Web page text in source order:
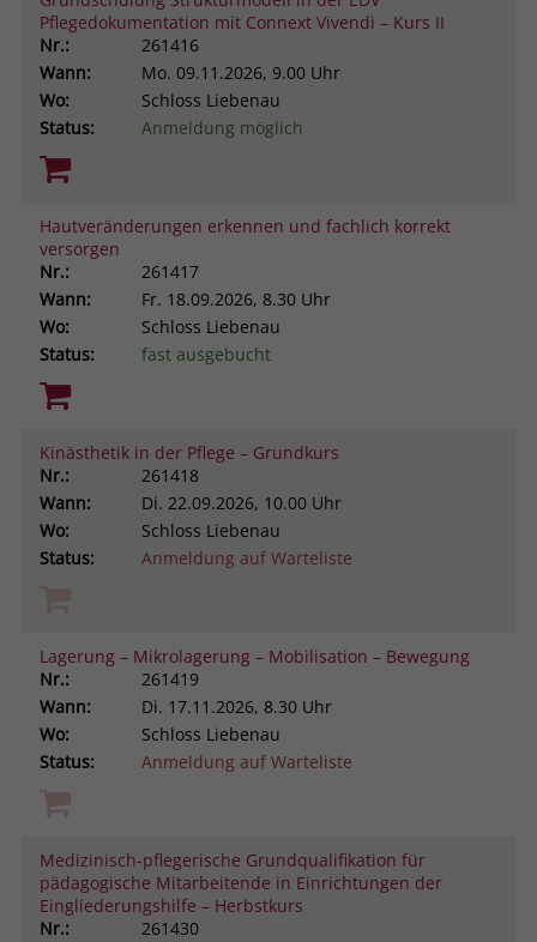
Pflegedokumentation mit Connext Vivendi – Kurs II
Nr.:
261416
Wann:
Mo. 09.11.2026, 9.00 Uhr
Wo:
Schloss Liebenau
Status:
Anmeldung möglich
Hautveränderungen erkennen und fachlich korrekt
versorgen
Nr.:
261417
Wann:
Fr. 18.09.2026, 8.30 Uhr
Wo:
Schloss Liebenau
Status:
fast ausgebucht
Kinästhetik in der Pflege – Grundkurs
Nr.:
261418
Wann:
Di. 22.09.2026, 10.00 Uhr
Wo:
Schloss Liebenau
Status:
Anmeldung auf Warteliste
Lagerung – Mikrolagerung – Mobilisation – Bewegung
Nr.:
261419
Wann:
Di. 17.11.2026, 8.30 Uhr
Wo:
Schloss Liebenau
Status:
Anmeldung auf Warteliste
Medizinisch-pflegerische Grundqualifikation für
pädagogische Mitarbeitende in Einrichtungen der
Eingliederungshilfe – Herbstkurs
Nr.:
261430